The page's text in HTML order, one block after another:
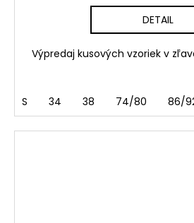
DETAIL
Výpredaj kusových vzoriek v
S 34 38 74/80 86/